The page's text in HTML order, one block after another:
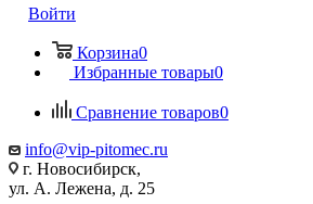
Войти
Корзина0
Избранные товары0
Сравнение товаров0
info@vip-pitomec.ru
г. Новосибирск,
ул. А. Лежена, д. 25